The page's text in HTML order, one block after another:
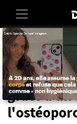
Accueil Sante
Des
grâce à